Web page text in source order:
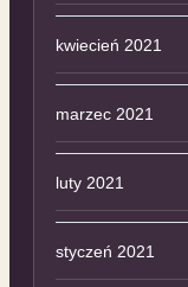
kwiecień 2021
marzec 2021
luty 2021
styczeń 2021